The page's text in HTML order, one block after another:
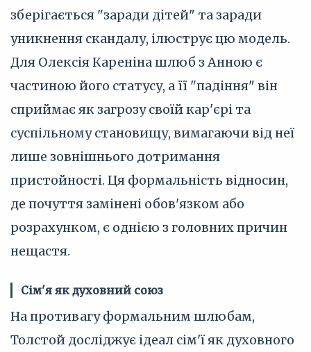
зберігається "заради дітей" та заради
уникнення скандалу, ілюструє цю модель.
Для Олексія Кареніна шлюб з Анною є
частиною його статусу, а її "падіння" він
сприймає як загрозу своїй кар'єрі та
суспільному становищу, вимагаючи від неї
лише зовнішнього дотримання
пристойності. Ця формальність відносин,
де почуття замінені обов'язком або
розрахунком, є однією з головних причин
нещастя.
Сім'я як духовний союз
На противагу формальним шлюбам,
Толстой досліджує ідеал сім'ї як духовного